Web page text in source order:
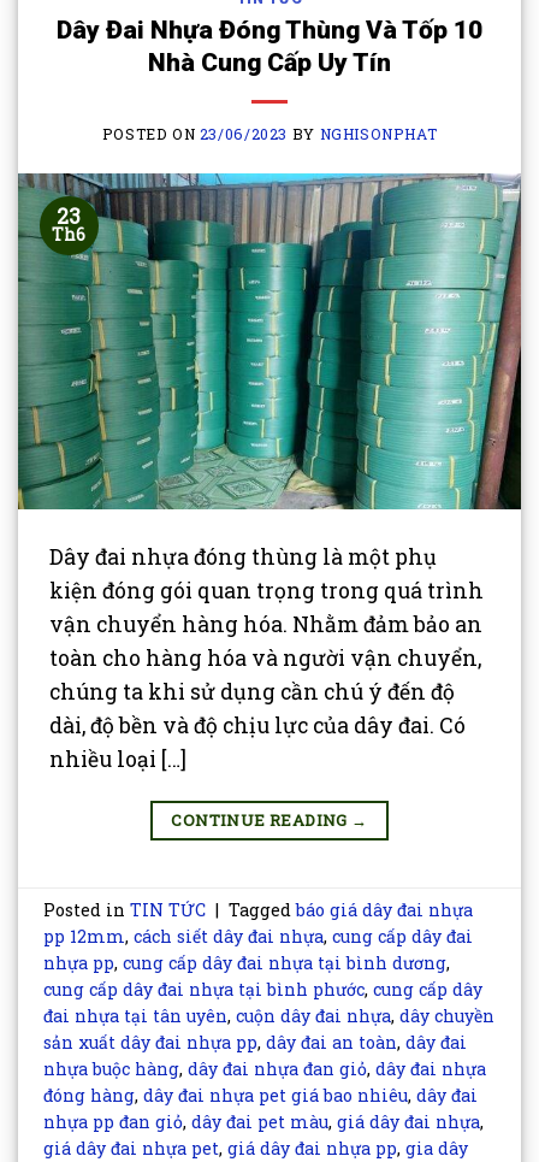
Dây Đai Nhựa Đóng Thùng Và Tốp 10
Nhà Cung Cấp Uy Tín
POSTED ON 23/06/2023 BY NGHISONPHAT
23
Th6
Dây đai nhựa đóng thùng là một phụ
kiện đóng gói quan trọng trong quá trình
vận chuyển hàng hóa. Nhằm đảm bảo an
toàn cho hàng hóa và người vận chuyển,
chúng ta khi sử dụng cần chú ý đến độ
dài, độ bền và độ chịu lực của dây đai. Có
nhiều loại […]
CONTINUE READING →
Posted inTIN TỨC | Taggedbáo giá dây đai nhựa
pp 12mm,cách siết dây đai nhựa,cung cấp dây đai
nhựa pp,cung cấp dây đai nhựa tại bình dương,
cung cấp dây đai nhựa tại bình phước,cung cấp dây
đai nhựa tại tân uyên,cuộn dây đai nhựa,dây chuyền
sản xuất dây đai nhựa pp,dây đai an toàn,dây đai
nhựa buộc hàng,dây đai nhựa đan giỏ,dây đai nhựa
đóng hàng,dây đai nhựa pet giá bao nhiêu,dây đai
nhựa pp đan giỏ,dây đai pet màu,giá dây đai nhựa,
giá dây đai nhựa pet,giá dây đai nhựa pp,gia dây